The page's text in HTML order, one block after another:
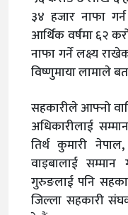
३४ हजार नाफा
आर्थिक वर्षमा ६२
नाफा गर्ने लक्ष्य
विष्णुमाया लामाले
सहकारीले आफ्नो
अधिकारीलाई
तिर्थ कुमारी
वाइबालाई
गुरुङलाई पनि
जिल्ला सहकारी